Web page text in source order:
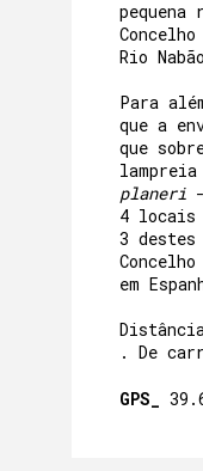
Rio
Para
que a
que
planeri
4 locais
3
em
. De
GPS_